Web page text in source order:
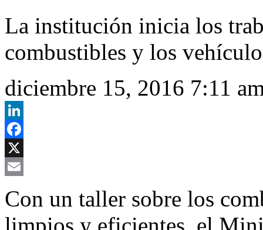
La institución inicia los
combustibles y los
diciembre 15, 2016 7:11
LinkedIn
Facebook
X
Con un taller sobre los